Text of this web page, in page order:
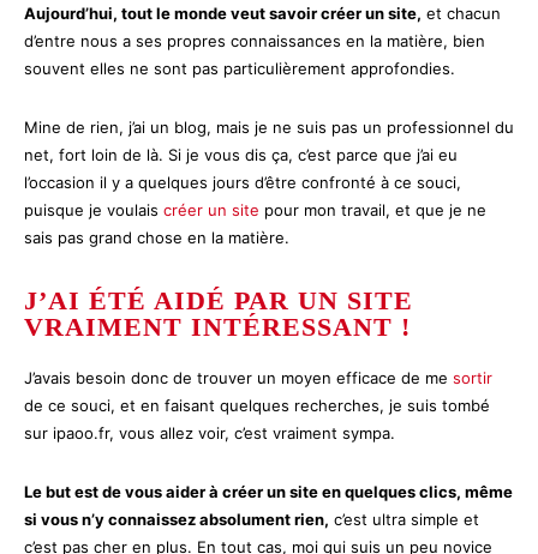
Aujourd’hui, tout le monde veut savoir créer un site, et chacun
d’entre nous a ses propres connaissances en la matière, bien
souvent elles ne sont pas particulièrement approfondies.
Mine de rien, j’ai un blog, mais je ne suis pas un professionnel du
net, fort loin de là. Si je vous dis ça, c’est parce que j’ai eu
l’occasion il y a quelques jours d’être confronté à ce souci,
puisque je voulais créer un site pour mon travail, et que je ne
sais pas grand chose en la matière.
J’AI ÉTÉ AIDÉ PAR UN SITE
VRAIMENT INTÉRESSANT !
J’avais besoin donc de trouver un moyen efficace de me sortir
de ce souci, et en faisant quelques recherches, je suis tombé
sur ipaoo.fr, vous allez voir, c’est vraiment sympa.
Le but est de vous aider à créer un site en quelques clics, même
si vous n’y connaissez absolument rien, c’est ultra simple et
c’est pas cher en plus. En tout cas, moi qui suis un peu novice